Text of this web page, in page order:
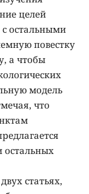
целей
остальными
повестку
а чтобы
модель
что
остальных
статьях,